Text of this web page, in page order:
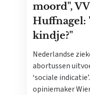
moord",
Huffnagel:
kindje?"
Nederlandse
abortussen
‘sociale
opiniemaker